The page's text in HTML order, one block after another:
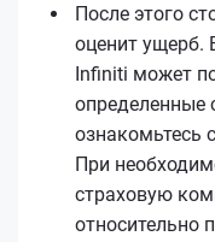
После этого
оценит ущерб.
Infiniti может
определенные
ознакомьтесь
При
страховую
относительно